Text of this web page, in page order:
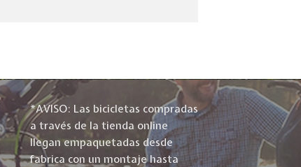
*AVISO: Las bicicletas compradas
a través de la tienda online
llegan empaquetadas desde
fabrica con un montaje hasta